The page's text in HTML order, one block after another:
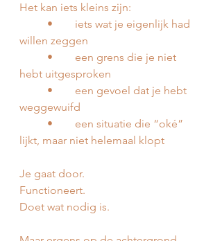
Het kan iets kleins zijn:
willen zeggen
hebt uitgesproken
weggewuifd
lijkt, maar niet helemaal klopt
Je gaat door.
Functioneert.
Doet wat nodig is.